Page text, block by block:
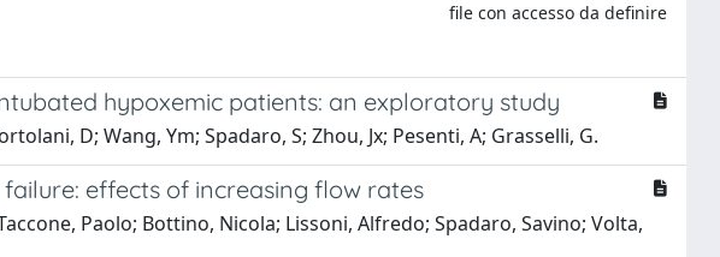
file con accesso da definire
hypoxemic patients: an exploratory study
D; Wang, Ym; Spadaro, S; Zhou, Jx; Pesenti, A; Grasselli, G.
effects of increasing flow rates
Paolo; Bottino, Nicola; Lissoni, Alfredo; Spadaro, Savino; Volta,